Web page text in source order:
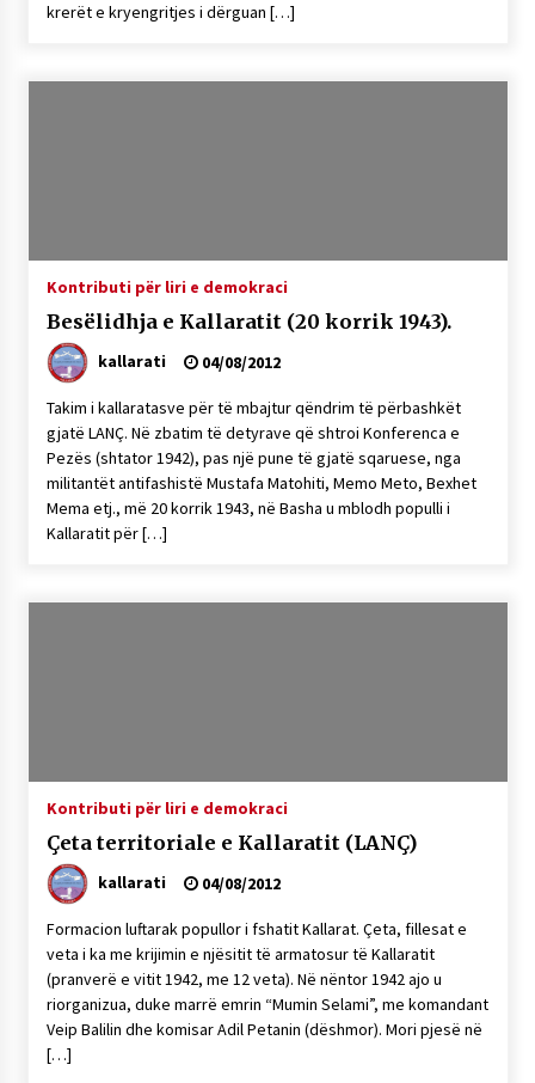
krerët e kryengritjes i dërguan […]
Kontributi për liri e demokraci
Besëlidhja e Kallaratit (20 korrik 1943).
kallarati 04/08/2012
Takim i kallaratasve për të mbajtur qëndrim të përbashkët
gjatë LANÇ. Në zbatim të detyrave që shtroi Konferenca e
Pezës (shtator 1942), pas një pune të gjatë sqaruese, nga
militantët antifashistë Mustafa Matohiti, Memo Meto, Bexhet
Mema etj., më 20 korrik 1943, në Basha u mblodh populli i
Kallaratit për […]
Kontributi për liri e demokraci
Çeta territoriale e Kallaratit (LANÇ)
kallarati 04/08/2012
Formacion luftarak popullor i fshatit Kallarat. Çeta, fillesat e
veta i ka me krijimin e njësitit të armatosur të Kallaratit
(pranverë e vitit 1942, me 12 veta). Në nëntor 1942 ajo u
riorganizua, duke marrë emrin “Mumin Selami”, me komandant
Veip Balilin dhe komisar Adil Petanin (dëshmor). Mori pjesë në
[…]